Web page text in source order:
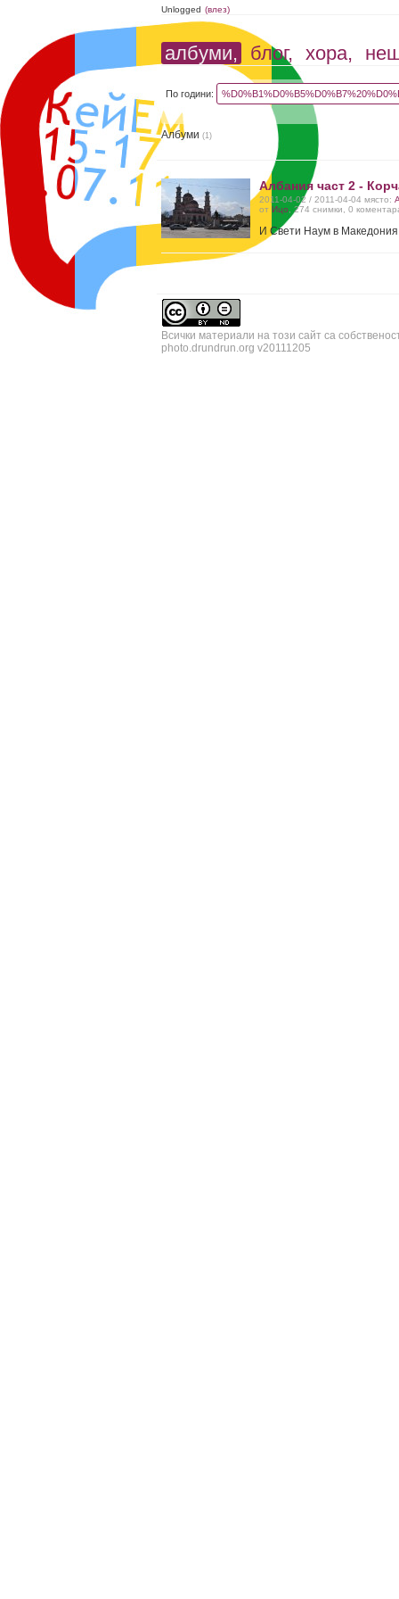
Unlogged (влез)
албуми, блог, хора,
По години:
Албуми(1)
Албания част 2 -
2011-04-02 / 2011-04-04 място:
от Ицо , 274 снимки, 0
И Свети Наум в Македония
Всички материали на този сайт са
photo.drundrun.org v20111205